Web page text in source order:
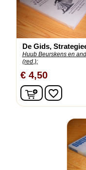
De Gids,
Huub Beurskens en
(red.);
€ 4,50
Infavorite_border